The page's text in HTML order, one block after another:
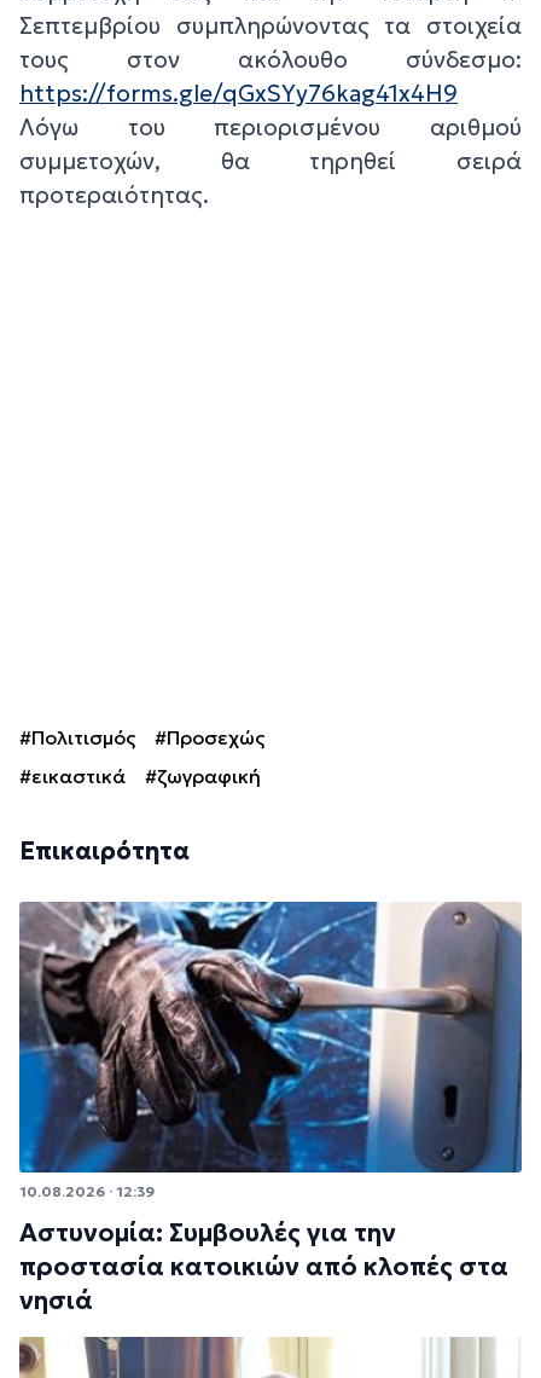
Σεπτεμβρίου συμπληρώνοντας τα στοιχεία
τους στον ακόλουθο σύνδεσμο:
https://forms.gle/qGxSYy76kag41x4H9
Λόγω του περιορισμένου αριθμού
συμμετοχών, θα τηρηθεί σειρά
προτεραιότητας.
#Πολιτισμός
#Προσεχώς
#εικαστικά
#ζωγραφική
Επικαιρότητα
10.08.2026 · 12:39
Αστυνομία: Συμβουλές για την
προστασία κατοικιών από κλοπές στα
νησιά